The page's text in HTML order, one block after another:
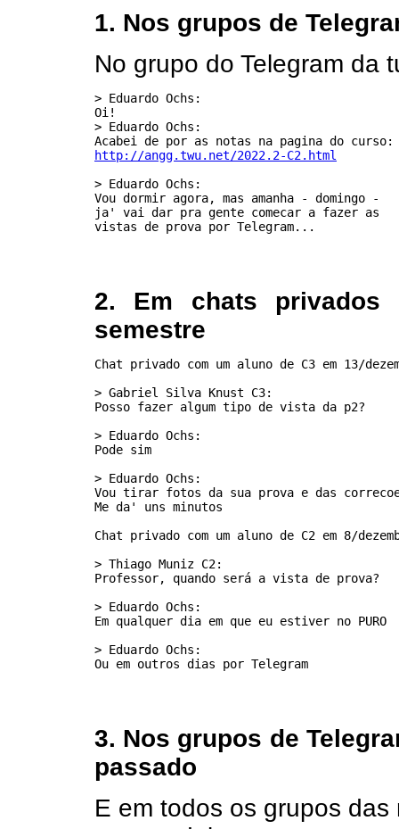
1. Nos grupos de
No grupo do Telegram da
> Eduardo Ochs:
Oi!
> Eduardo Ochs:
http://angg.twu.net/2022.2-C2.html
> Eduardo Ochs:
Vou dormir agora, mas amanha - domingo -
ja' vai dar pra gente comecar a fazer as
2. Em chats privados
semestre
Chat privado com um aluno de C3 em 13/
> Gabriel Silva Knust C3:
Posso fazer algum tipo de vista da p2?
> Eduardo Ochs:
Pode sim
> Eduardo Ochs:
Vou tirar fotos da sua prova e das
Me da' uns minutos
Chat privado com um aluno de C2 em 8/
> Thiago Muniz C2:
Professor, quando será a vista de prova?
> Eduardo Ochs:
Em qualquer dia em que eu estiver no PURO
> Eduardo Ochs:
3. Nos grupos de
passado
E em todos os grupos